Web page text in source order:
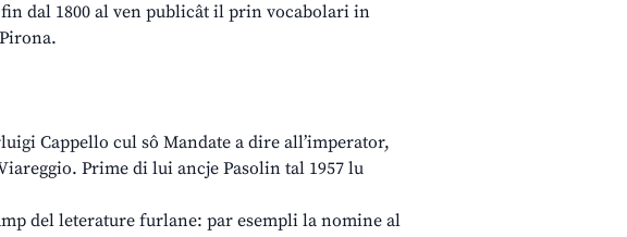
dal 1800 al ven publicât il prin vocabolari in
Cappello cul sô Mandate a dire all’imperator,
Prime di lui ancje Pasolin tal 1957 lu
del leterature furlane: par esempli la nomine al